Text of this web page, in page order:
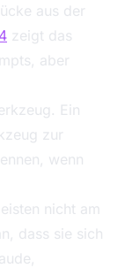
aus der
zeigt das
aber
Ein
zur
wenn
nicht am
dass sie sich